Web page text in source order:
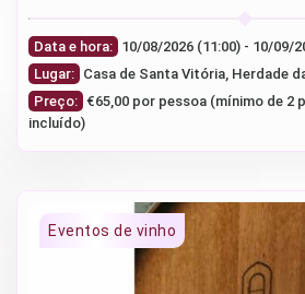
Data e hora:
Lugar: Casa de Santa Vitória, Herdade
Preço: €65,00 por pessoa (mínimo de 2
incluído)